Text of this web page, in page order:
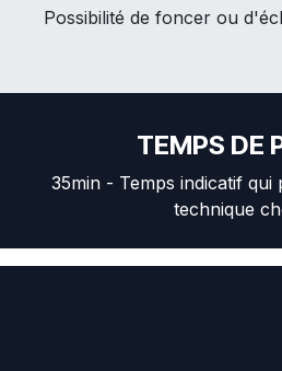
Possibilité de foncer ou
TEMPS DE
35min - Temps indicatif
technique